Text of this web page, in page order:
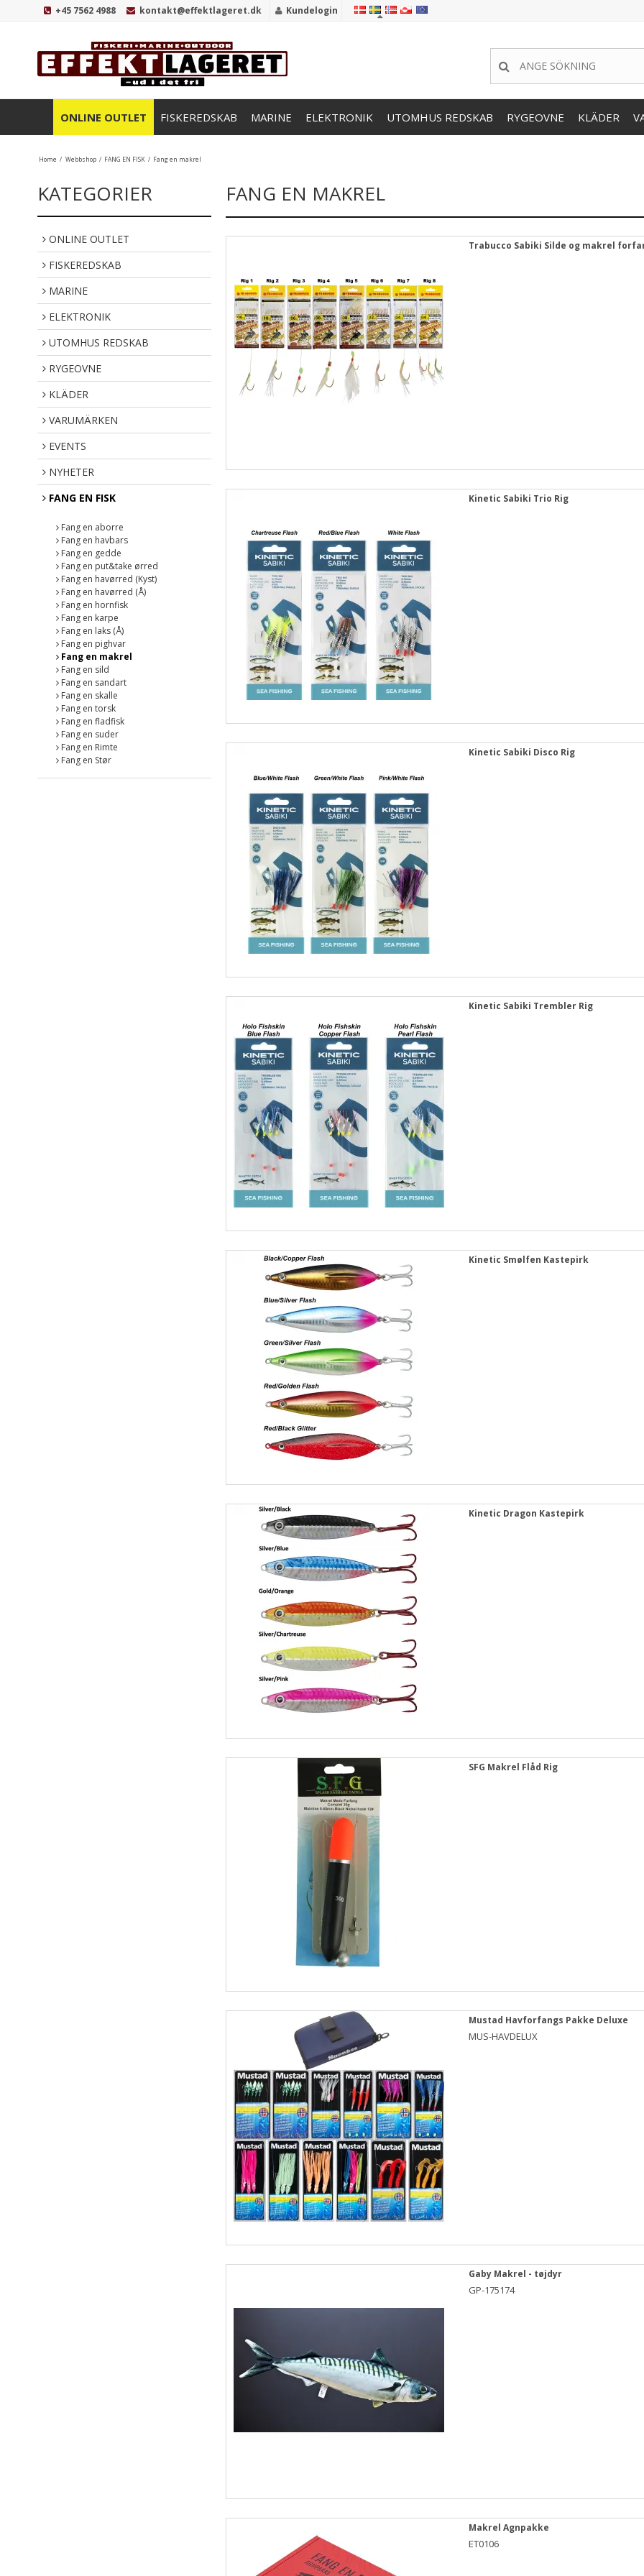
+45 7562 4988 kontakt@effektlageret.dk Kundelogin
ONLINE OUTLET FISKEREDSKAB MARINE ELEKTRONIK UTOMHUS REDSKAB RYGEOVNE KLÄDER
Home / Webbshop / FANG EN FISK / Fang en makrel
KATEGORIER
ONLINE OUTLET
FISKEREDSKAB
MARINE
ELEKTRONIK
UTOMHUS REDSKAB
RYGEOVNE
KLÄDER
VARUMÄRKEN
EVENTS
NYHETER
FANG EN FISK
Fang en aborre
Fang en havbars
Fang en gedde
Fang en put&take ørred
Fang en havørred (Kyst)
Fang en havørred (Å)
Fang en hornfisk
Fang en karpe
Fang en laks (Å)
Fang en pighvar
Fang en makrel
Fang en sild
Fang en sandart
Fang en skalle
Fang en torsk
Fang en fladfisk
Fang en suder
Fang en Rimte
Fang en Stør
FANG EN MAKREL
Trabucco Sabiki Silde og makrel
Kinetic Sabiki Trio Rig
Kinetic Sabiki Disco Rig
Kinetic Sabiki Trembler Rig
Kinetic Smølfen Kastepirk
Kinetic Dragon Kastepirk
SFG Makrel Flåd Rig
Mustad Havforfangs Pakke Deluxe
MUS-HAVDELUX
Gaby Makrel - tøjdyr
GP-175174
Makrel Agnpakke
ET0106